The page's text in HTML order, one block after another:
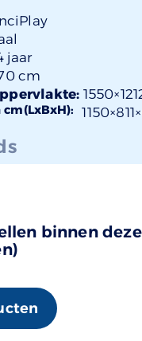
jaar
cm
1150×811
binnen deze